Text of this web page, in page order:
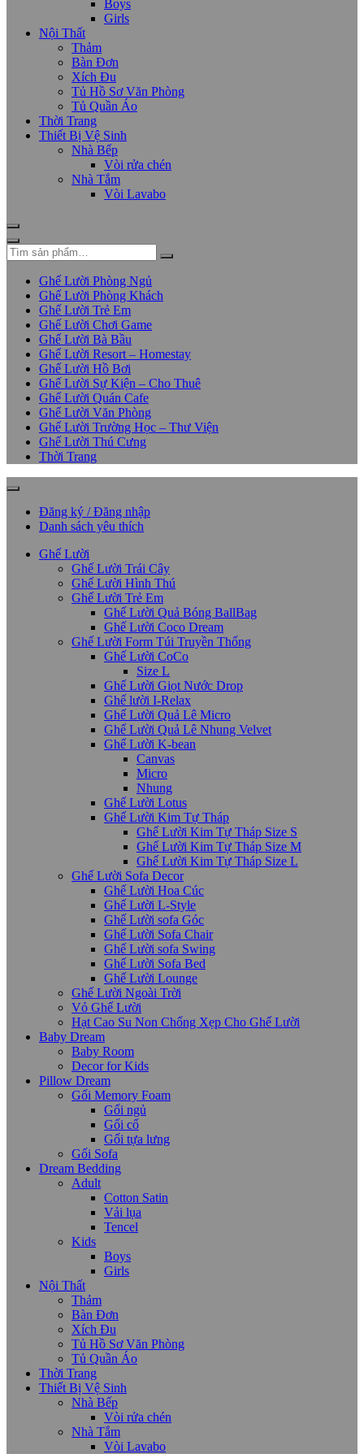
Boys
Girls
Nội Thất
Thảm
Bàn Đơn
Xích Đu
Tủ Hồ Sơ Văn Phòng
Tủ Quần Áo
Thời Trang
Thiết Bị Vệ Sinh
Nhà Bếp
Vòi rửa chén
Nhà Tắm
Vòi Lavabo
Ghế Lười Phòng Ngủ
Ghế Lười Phòng Khách
Ghế Lười Trẻ Em
Ghế Lười Chơi Game
Ghế Lười Bà Bầu
Ghế Lười Resort – Homestay
Ghế Lười Hồ Bơi
Ghế Lười Sự Kiện – Cho Thuê
Ghế Lười Quán Cafe
Ghế Lười Văn Phòng
Ghế Lười Trường Học – Thư Viện
Ghế Lười Thú Cưng
Thời Trang
Đăng ký / Đăng nhập
Danh sách yêu thích
Ghế Lười
Ghế Lười Trái Cây
Ghế Lười Hình Thú
Ghế Lười Trẻ Em
Ghế Lười Quả Bóng BallBag
Ghế Lười Coco Dream
Ghế Lười Form Túi Truyền Thống
Ghế Lười CoCo
Size L
Ghế Lười Giọt Nước Drop
Ghế lười I-Relax
Ghế Lười Quả Lê Micro
Ghế Lười Quả Lê Nhung Velvet
Ghế Lười K-bean
Canvas
Micro
Nhung
Ghế Lười Lotus
Ghế Lười Kim Tự Tháp
Ghế Lười Kim Tự Tháp Size S
Ghế Lười Kim Tự Tháp Size M
Ghế Lười Kim Tự Tháp Size L
Ghế Lười Sofa Decor
Ghế Lười Hoa Cúc
Ghế Lười L-Style
Ghế Lười sofa Góc
Ghế Lười Sofa Chair
Ghế Lười sofa Swing
Ghế Lười Sofa Bed
Ghế Lười Lounge
Ghế Lười Ngoài Trời
Vỏ Ghế Lười
Hạt Cao Su Non Chống Xẹp Cho Ghế Lười
Baby Dream
Baby Room
Decor for Kids
Pillow Dream
Gối Memory Foam
Gối ngủ
Gối cổ
Gối tựa lưng
Gối Sofa
Dream Bedding
Adult
Cotton Satin
Vải lụa
Tencel
Kids
Boys
Girls
Nội Thất
Thảm
Bàn Đơn
Xích Đu
Tủ Hồ Sơ Văn Phòng
Tủ Quần Áo
Thời Trang
Thiết Bị Vệ Sinh
Nhà Bếp
Vòi rửa chén
Nhà Tắm
Vòi Lavabo